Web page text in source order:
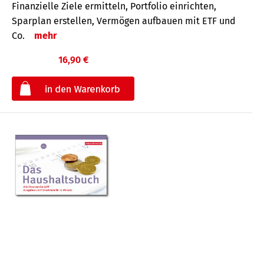
Finanzielle Ziele ermitteln, Portfolio einrichten,
Sparplan erstellen, Vermögen aufbauen mit ETF und
Co.
mehr
16,90 €